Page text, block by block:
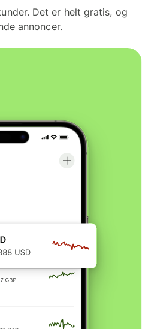
Det er helt gratis, og
annoncer.